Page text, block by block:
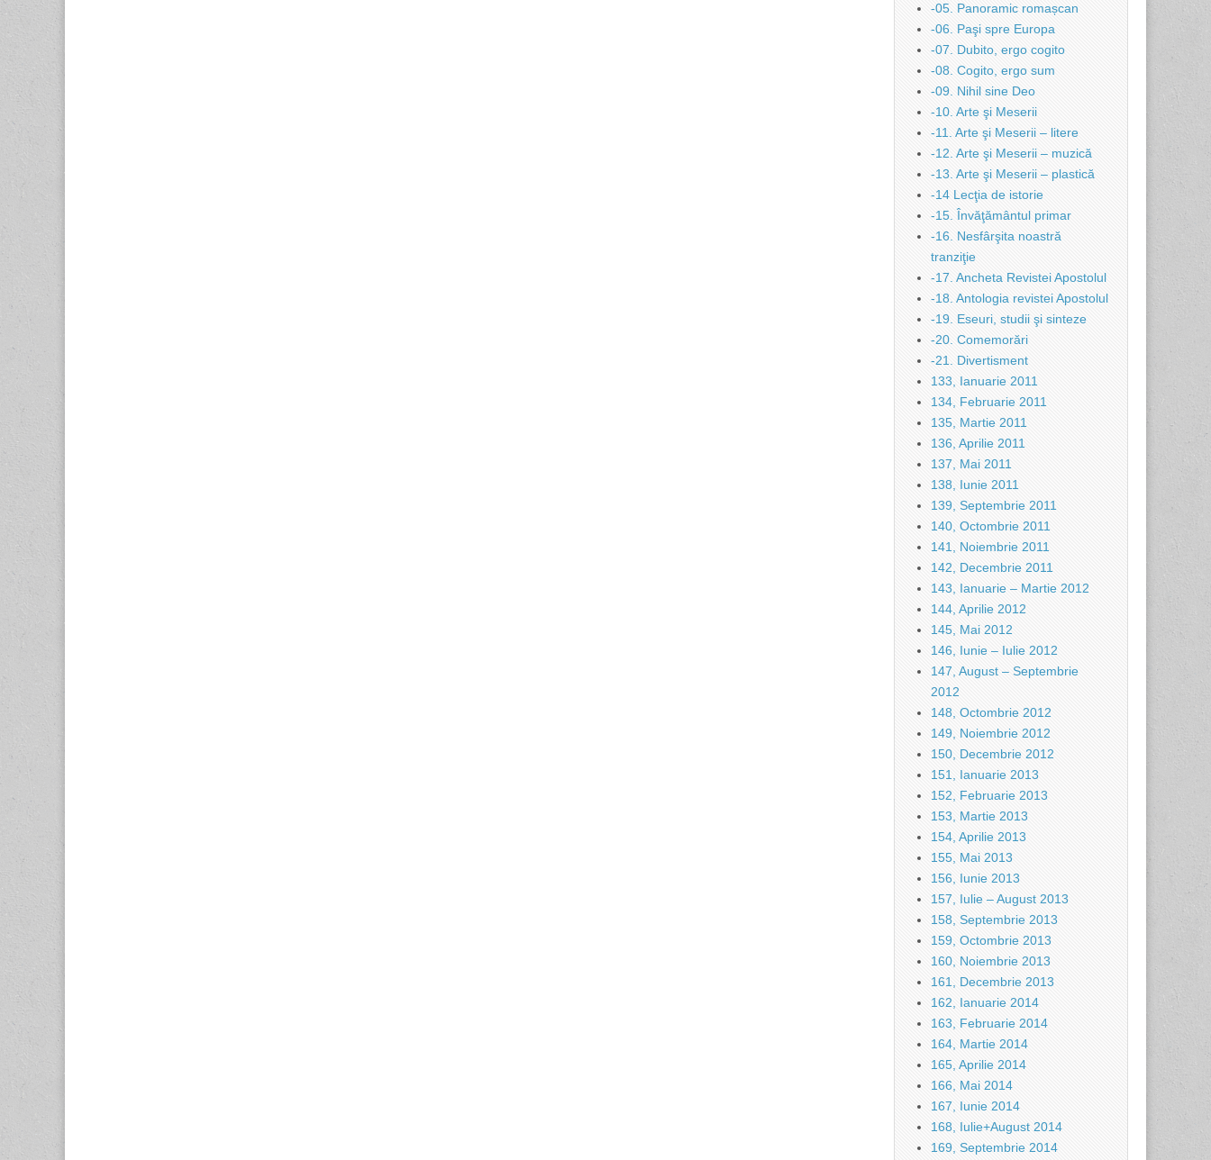
-05. Panoramic romașcan
-06. Paşi spre Europa
-07. Dubito, ergo cogito
-08. Cogito, ergo sum
-09. Nihil sine Deo
-10. Arte şi Meserii
-11. Arte şi Meserii – litere
-12. Arte şi Meserii – muzică
-13. Arte şi Meserii – plastică
-14 Lecţia de istorie
-15. Învăţământul primar
-16. Nesfârşita noastră
tranziţie
-17. Ancheta Revistei Apostolul
-18. Antologia revistei Apostolul
-19. Eseuri, studii şi sinteze
-20. Comemorări
-21. Divertisment
133, Ianuarie 2011
134, Februarie 2011
135, Martie 2011
136, Aprilie 2011
137, Mai 2011
138, Iunie 2011
139, Septembrie 2011
140, Octombrie 2011
141, Noiembrie 2011
142, Decembrie 2011
143, Ianuarie – Martie 2012
144, Aprilie 2012
145, Mai 2012
146, Iunie – Iulie 2012
147, August – Septembrie
2012
148, Octombrie 2012
149, Noiembrie 2012
150, Decembrie 2012
151, Ianuarie 2013
152, Februarie 2013
153, Martie 2013
154, Aprilie 2013
155, Mai 2013
156, Iunie 2013
157, Iulie – August 2013
158, Septembrie 2013
159, Octombrie 2013
160, Noiembrie 2013
161, Decembrie 2013
162, Ianuarie 2014
163, Februarie 2014
164, Martie 2014
165, Aprilie 2014
166, Mai 2014
167, Iunie 2014
168, Iulie+August 2014
169, Septembrie 2014